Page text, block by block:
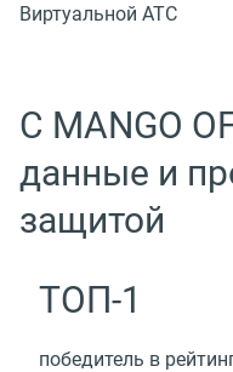
Виртуальной АТС
С MANGO
данные и
защитой
ТОП-1
победитель в